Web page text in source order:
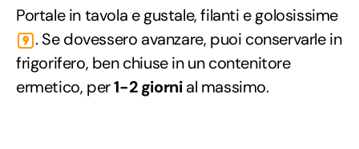
Portale in tavola e gustale, filanti e golosissime
9 . Se dovessero avanzare, puoi conservarle in
frigorifero, ben chiuse in un contenitore
ermetico, per1-2 giornial massimo.